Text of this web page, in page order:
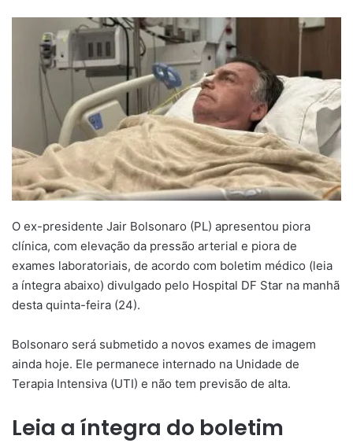
e-
O ex-presidente Jair Bolsonaro (PL) apresentou piora
clínica, com elevação da pressão arterial e piora de
exames laboratoriais, de acordo com boletim médico (leia
a íntegra abaixo) divulgado pelo Hospital DF Star na manhã
desta quinta-feira (24).
Bolsonaro será submetido a novos exames de imagem
ainda hoje. Ele permanece internado na Unidade de
Terapia Intensiva (UTI) e não tem previsão de alta.
Leia a íntegra do boletim